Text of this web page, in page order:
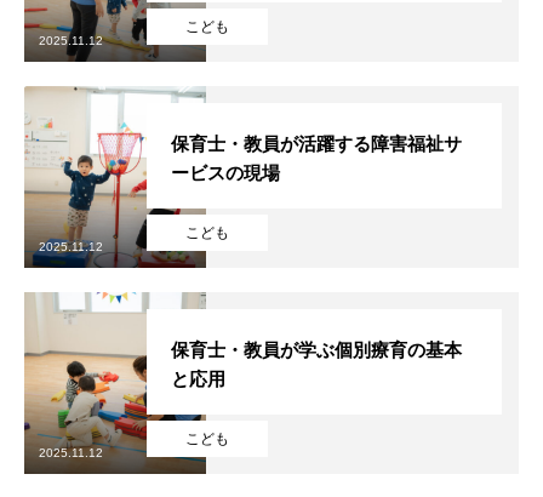
こども
2025.11.12
こども
保育士・教員が活躍する障害福祉サ
ービスの現場
2025.11.12
こども
保育士・教員が学ぶ個別療育の基本
と応用
2025.11.12